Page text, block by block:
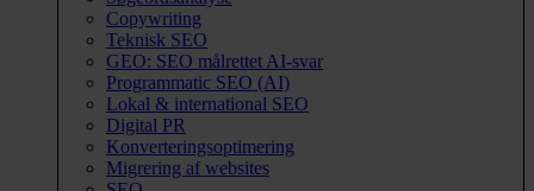
Copywriting
Teknisk SEO
GEO: SEO målrettet AI-svar
Programmatic SEO (AI)
Lokal & international SEO
Digital PR
Konverteringsoptimering
Migrering af websites